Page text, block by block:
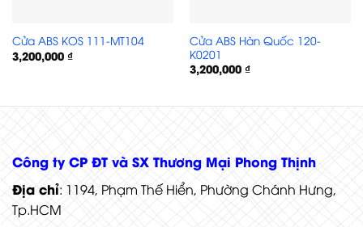
Cửa ABS KOS 111-MT104
3,200,000 ₫
Cửa ABS Hàn Quốc 120-
K0201
3,200,000 ₫
Công ty CP ĐT và SX Thương Mại Phong Thịnh
Địa chỉ: 1194, Phạm Thế Hiển, Phường Chánh Hưng,
Tp.HCM